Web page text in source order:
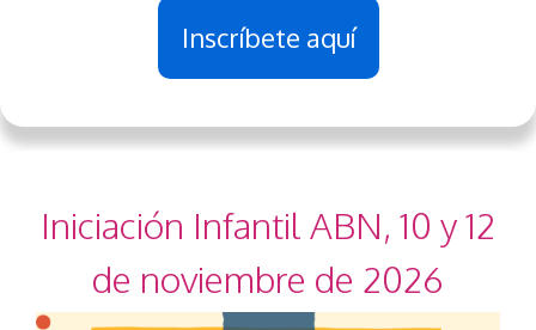
Inscríbete aquí
Iniciación Infantil ABN, 10 y 12
de noviembre de 2026